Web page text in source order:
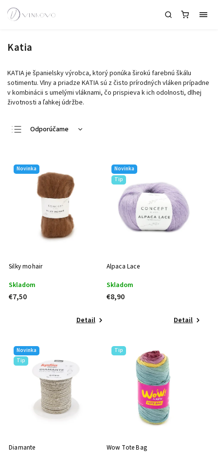
Katia
KATIA je španielsky výrobca, ktorý ponúka širokú farebnú škálu
sotimentu. Vlny a priadze KATIA sú z čisto prírodných vláken prípadne
v kombinácii s umelými vláknami, čo prispieva k ich odolnosti, dlhej
životnosti a ľahkej údržbe.
Odporúčame
Najpredávanejšie
Abecedne
Novinka
Silky mohair
Skladom
€7,50
Detail
Novinka
Tip
Alpaca Lace
Skladom
€8,90
Detail
Novinka
Tip
Diamante
Tip
Wow Tote Bag